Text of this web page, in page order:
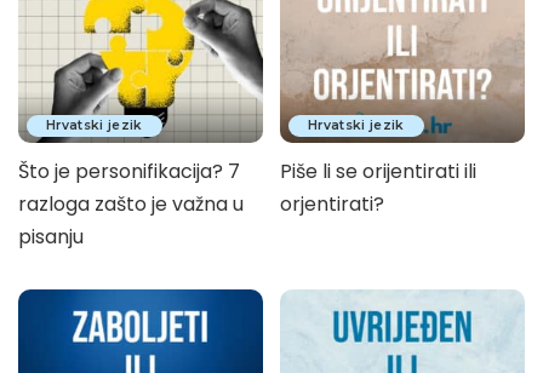
Hrvatski jezik
Što je personifikacija? 7
razloga zašto je važna u
pisanju
Hrvatski jezik
Piše li se orijentirati ili
orjentirati?